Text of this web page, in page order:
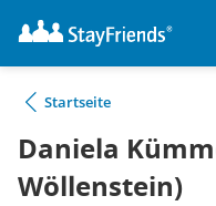
Startseite
Daniela
Wöllenstein)